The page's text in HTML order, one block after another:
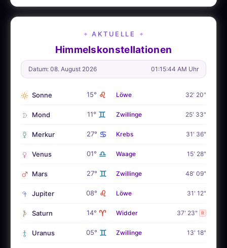
✦ AKTUELLE ✦
Himmelskonstellationen
Datum: 08. August 2026 01:15:45 AM Uhr
Sonne 15° ♌ Löwe 32' 20"
Mond 11° ♊ Zwillinge 25' 33"
Merkur 27° ♋ Krebs 31' 36"
Venus 01° ♎ Waage 15' 28"
Mars 27° ♊ Zwillinge 48' 09"
Jupiter 08° ♌ Löwe 31' 12"
Saturn 14° ♈ Widder 37' 23" R
Uranus 05° ♊ Zwillinge 13' 18"